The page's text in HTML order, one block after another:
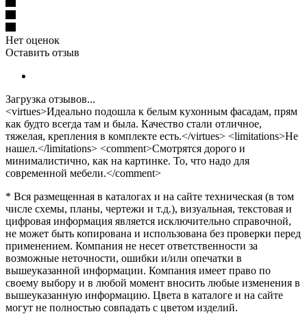
Нет оценок
Оставить отзыв
Загрузка отзывов...
<virtues>Идеально подошла к белым кухонным фасадам, прям
как будто всегда там и была. Качество стали отличное,
тяжелая, крепления в комплекте есть.</virtues> <limitations>Не
нашел.</limitations> <comment>Смотрятся дорого и
минималистично, как на картинке. То, что надо для
современной мебели.</comment>
* Вся размещенная в каталогах и на сайте техническая (в том
числе схемы, планы, чертежи и т.д.), визуальная, текстовая и
цифровая информация является исключительно справочной,
не может быть копирована и использована без проверки перед
применением. Компания не несет ответственности за
возможные неточности, ошибки и/или опечатки в
вышеуказанной информации. Компания имеет право по
своему выбору и в любой момент вносить любые изменения в
вышеуказанную информацию. Цвета в каталоге и на сайте
могут не полностью совпадать с цветом изделий.